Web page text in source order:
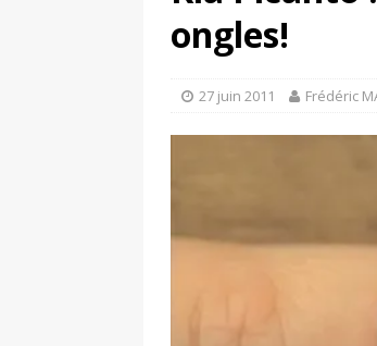
ongles!
27 juin 2011 Frédéric